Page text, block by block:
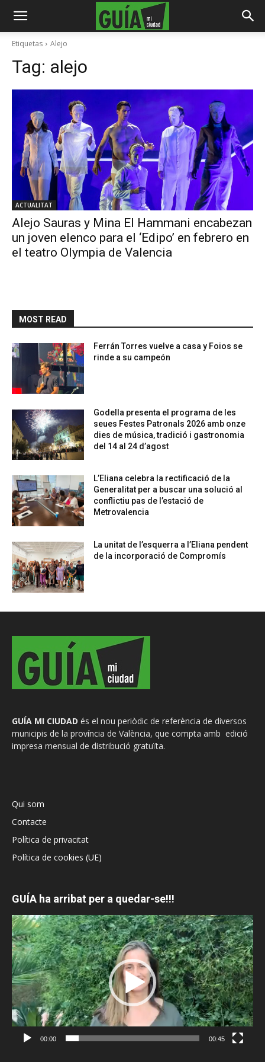
Etiquetas Alejo
Tag: alejo
ACTUALITAT
Alejo Sauras y Mina El Hammani encabezan
un joven elenco para el ‘Edipo’ en febrero en
el teatro Olympia de Valencia
MOST READ
Ferrán Torres vuelve a casa y Foios se
rinde a su campeón
Godella presenta el programa de les
seues Festes Patronals 2026 amb onze
dies de música, tradició i gastronomia
del 14 al 24 d’agost
L’Eliana celebra la rectificació de la
Generalitat per a buscar una solució al
conflictiu pas de l’estació de
Metrovalencia
La unitat de l’esquerra a l’Eliana pendent
de la incorporació de Compromís
GUÍA MI CIUDAD és el nou periòdic de referència de diversos
municipis de la província de València, que compta amb edició
impresa mensual de distribució gratuïta.
Qui som
Contacte
Política de privacitat
Política de cookies (UE)
GUÍA ha arribat per a quedar-se!!!
Reproductor
de
vídeo
00:00 00:45